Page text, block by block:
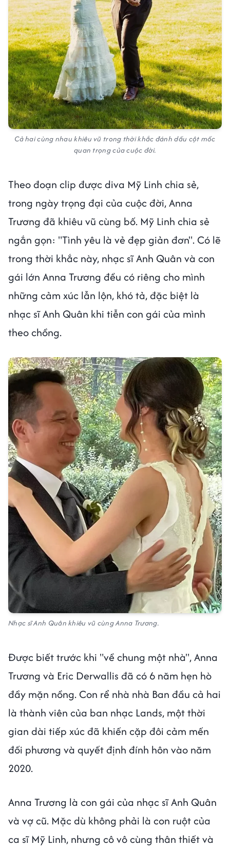
Cả hai cùng nhau khiêu vũ trong thời khắc đánh dấu cột mốc
quan trọng của cuộc đời.
Theo đoạn clip được diva Mỹ Linh chia sẻ,
trong ngày trọng đại của cuộc đời, Anna
Trương đã khiêu vũ cùng bố. Mỹ Linh chia sẻ
ngắn gọn: "Tình yêu là vẻ đẹp giản đơn". Có lẽ
trong thời khắc này, nhạc sĩ Anh Quân và con
gái lớn Anna Trương đều có riêng cho mình
những cảm xúc lẫn lộn, khó tả, đặc biệt là
nhạc sĩ Anh Quân khi tiễn con gái của mình
theo chồng.
Nhạc sĩ Anh Quân khiêu vũ cùng Anna Trương.
Được biết trước khi "về chung một nhà", Anna
Trương và Eric Derwallis đã có 6 năm hẹn hò
đầy mặn nồng. Con rể nhà nhà Ban đầu cả hai
là thành viên của ban nhạc Lands, một thời
gian dài tiếp xúc đã khiến cặp đôi cảm mến
đối phương và quyết định đính hôn vào năm
2020.
Anna Trương là con gái của nhạc sĩ Anh Quân
và vợ cũ. Mặc dù không phải là con ruột của
ca sĩ Mỹ Linh, nhưng cô vô cùng thân thiết và